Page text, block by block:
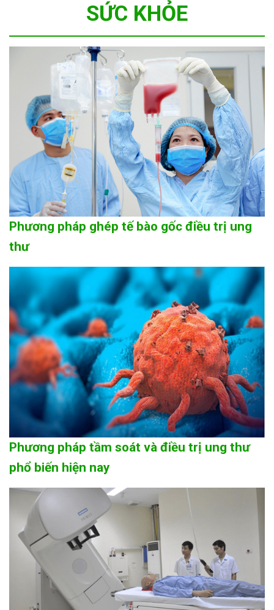
SỨC KHỎE
Phương pháp ghép tế bào gốc điều trị ung
thư
Phương pháp tầm soát và điều trị ung thư
phổ biến hiện nay